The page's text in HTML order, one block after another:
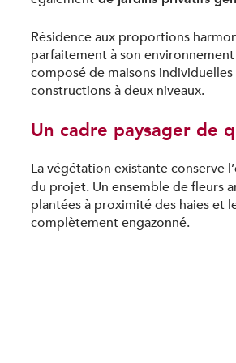
Résidence aux proportions
parfaitement à son
composé de maisons
constructions à deux niveaux.
Un cadre paysager de
La végétation existante conserve
du projet. Un ensemble de fleurs
plantées à proximité des haies et
complètement engazonné.